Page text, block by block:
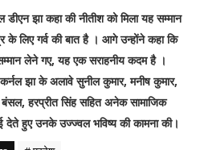
झा कहा की नीतीश को मिला यह सम्मान
के लिए गर्व की बात है । आगे उन्होंने कहा कि
लेने गए, यह एक सराहनीय कदम है ।
झा के अलावे सुनील कुमार, मनीष कुमार,
हरप्रीत सिंह सहित अनेक सामाजिक
देते हुए उनके उज्ज्वल भविष्य की कामना की।